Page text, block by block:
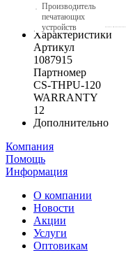
Производитель
печатающих
устройств
Характеристики
Артикул
1087915
Партномер
CS-THPU-120
WARRANTY
12
Дополнительно
Компания
Помощь
Информация
О компании
Новости
Акции
Услуги
Оптовикам